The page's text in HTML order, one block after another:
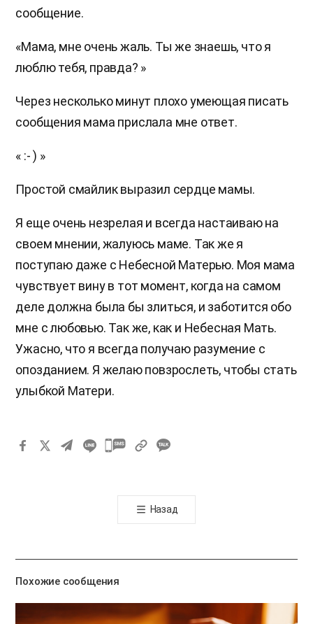
сообщение.
«Мама, мне очень жаль. Ты же знаешь, что я
люблю тебя, правда? »
Через несколько минут плохо умеющая писать
сообщения мама прислала мне ответ.
« :- ) »
Простой смайлик выразил сердце мамы.
Я еще очень незрелая и всегда настаиваю на
своем мнении, жалуюсь маме. Так же я
поступаю даже с Небесной Матерью. Моя мама
чувствует вину в тот момент, когда на самом
деле должна была бы злиться, и заботится обо
мне с любовью. Так же, как и Небесная Мать.
Ужасно, что я всегда получаю разумение с
опозданием. Я желаю повзрослеть, чтобы стать
улыбкой Матери.
카
톡
공
기
Назад
Похожие сообщения